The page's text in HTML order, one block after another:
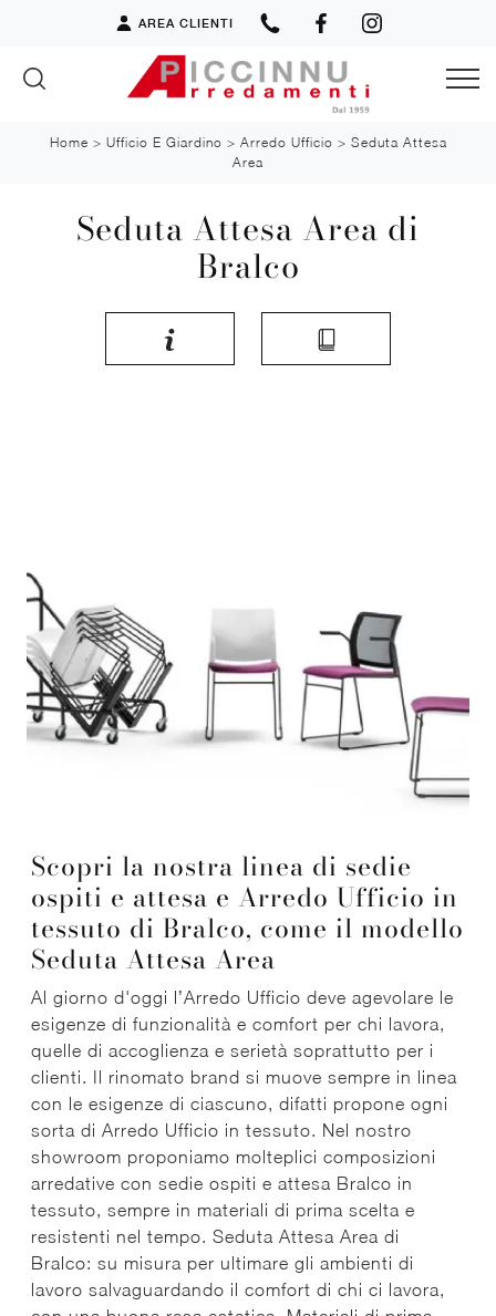
AREA CLIENTI
Home > Ufficio E Giardino > Arredo Ufficio > Seduta Attesa
Area
Seduta Attesa Area di
Bralco
Scopri la nostra linea di sedie
ospiti e attesa e Arredo Ufficio in
tessuto di Bralco, come il modello
Seduta Attesa Area
Al giorno d'oggi l’Arredo Ufficio deve agevolare le
esigenze di funzionalità e comfort per chi lavora,
quelle di accoglienza e serietà soprattutto per i
clienti. Il rinomato brand si muove sempre in linea
con le esigenze di ciascuno, difatti propone ogni
sorta di Arredo Ufficio in tessuto. Nel nostro
showroom proponiamo molteplici composizioni
arredative con sedie ospiti e attesa Bralco in
tessuto, sempre in materiali di prima scelta e
resistenti nel tempo. Seduta Attesa Area di
Bralco: su misura per ultimare gli ambienti di
lavoro salvaguardando il comfort di chi ci lavora,